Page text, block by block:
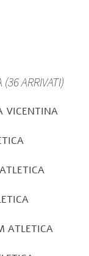
ARRIVATI)
VICENTINA
ATLETICA